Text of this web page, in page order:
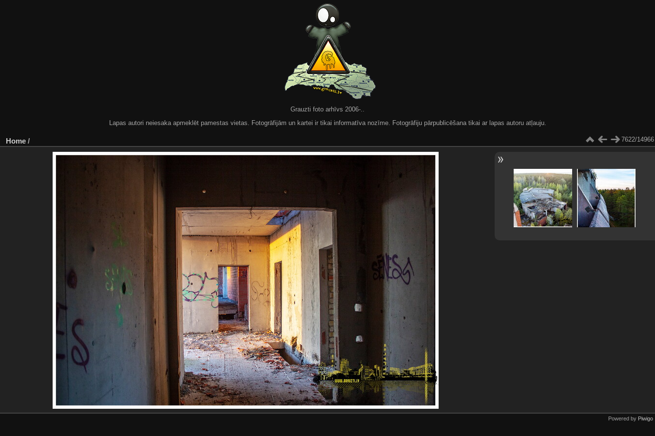
Grauzti foto arhīvs 2006-..
Lapas autori neiesaka apmeklēt pamestas vietas. Fotogrāfijām un kartei ir tikai informatīva nozīme. Fotogrāfiju pārpublicēšana tikai ar lapas autoru atļauju.
Home / 7622/14966
Powered by Piwigo